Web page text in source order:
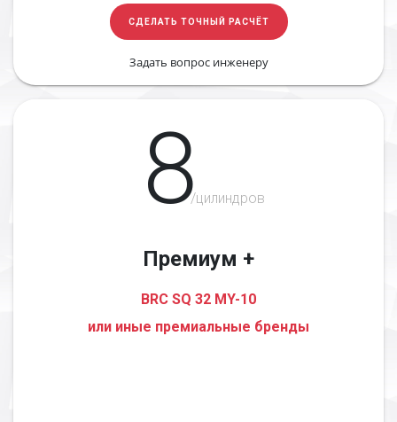
СДЕЛАТЬ ТОЧНЫЙ РАСЧЁТ
Задать вопрос инженеру
8/цилиндров
Премиум +
BRC SQ 32 MY-10
или иные премиальные бренды